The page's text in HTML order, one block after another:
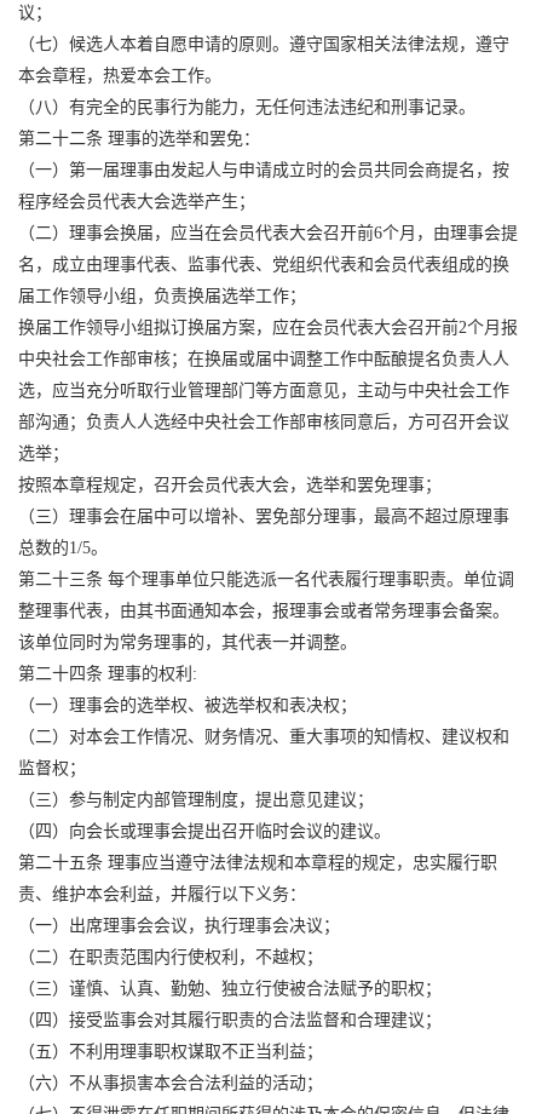
议；
（七）候选人本着自愿申请的原则。遵守国家相关法律法规，遵守
本会章程，热爱本会工作。
（八）有完全的民事行为能力，无任何违法违纪和刑事记录。
第二十二条 理事的选举和罢免：
（一）第一届理事由发起人与申请成立时的会员共同会商提名，按
程序经会员代表大会选举产生；
（二）理事会换届，应当在会员代表大会召开前6个月，由理事会提
名，成立由理事代表、监事代表、党组织代表和会员代表组成的换
届工作领导小组，负责换届选举工作；
换届工作领导小组拟订换届方案，应在会员代表大会召开前2个月报
中央社会工作部审核；在换届或届中调整工作中酝酿提名负责人人
选，应当充分听取行业管理部门等方面意见，主动与中央社会工作
部沟通；负责人人选经中央社会工作部审核同意后，方可召开会议
选举；
按照本章程规定，召开会员代表大会，选举和罢免理事；
（三）理事会在届中可以增补、罢免部分理事，最高不超过原理事
总数的1/5。
第二十三条 每个理事单位只能选派一名代表履行理事职责。单位调
整理事代表，由其书面通知本会，报理事会或者常务理事会备案。
该单位同时为常务理事的，其代表一并调整。
第二十四条 理事的权利:
（一）理事会的选举权、被选举权和表决权；
（二）对本会工作情况、财务情况、重大事项的知情权、建议权和
监督权；
（三）参与制定内部管理制度，提出意见建议；
（四）向会长或理事会提出召开临时会议的建议。
第二十五条 理事应当遵守法律法规和本章程的规定，忠实履行职
责、维护本会利益，并履行以下义务：
（一）出席理事会会议，执行理事会决议；
（二）在职责范围内行使权利，不越权；
（三）谨慎、认真、勤勉、独立行使被合法赋予的职权；
（四）接受监事会对其履行职责的合法监督和合理建议；
（五）不利用理事职权谋取不正当利益；
（六）不从事损害本会合法利益的活动；